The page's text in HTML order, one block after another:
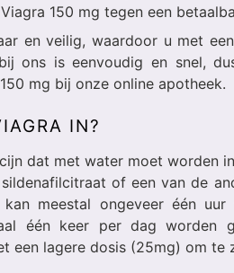
150 mg tegen een
en veilig, waardoor u met
ons is eenvoudig en snel,
mg bij onze online apotheek.
IN?
dat met water moet worden
of een van de
meestal ongeveer één
één keer per dag worden
een lagere dosis (25mg) om te